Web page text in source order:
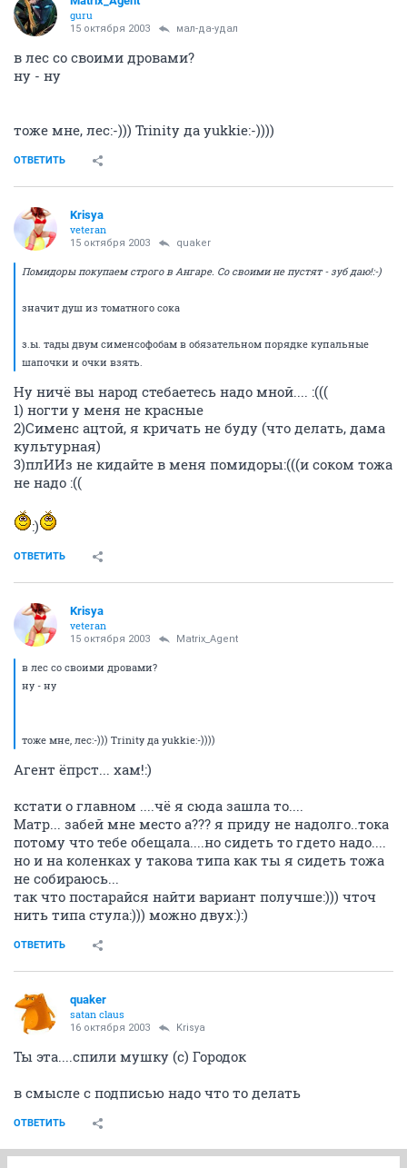
guru
15 октября 2003 мал-да-удал
в лес со своими дровами?
ну - ну
тоже мне, лес:-))) Trinity да yukkie:-))))
ОТВЕТИТЬ
Krisya
veteran
15 октября 2003 quaker
Помидоры покупаем строго в Ангаре. Со своими не пустят - зуб даю!:-)
значит душ из томатного сока
з.ы. тады двум сименсофобам в обязательном порядке купальные
шапочки и очки взять.
Ну ничё вы народ стебаетесь надо мной.... :(((
1) ногти у меня не красные
2)Сименс ацтой, я кричать не буду (что делать, дама
культурная)
3)плИИз не кидайте в меня помидоры:(((и соком тожа
не надо :((
:)
ОТВЕТИТЬ
Krisya
veteran
15 октября 2003 Matrix_Agent
в лес со своими дровами?
ну - ну
тоже мне, лес:-))) Trinity да yukkie:-))))
Агент ёпрст... хам!:)
кстати о главном ....чё я сюда зашла то....
Матр... забей мне место а??? я приду не надолго..тока
потому что тебе обещала....но сидеть то гдето надо....
но и на коленках у такова типа как ты я сидеть тожа
не собираюсь...
так что постарайся найти вариант получше:))) чточ
нить типа стула:))) можно двух:):)
ОТВЕТИТЬ
quaker
satan claus
16 октября 2003 Krisya
Ты эта....спили мушку (с) Городок
в смысле с подписью надо что то делать
ОТВЕТИТЬ